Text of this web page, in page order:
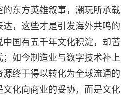
的东方英雄叙事，潮玩所承载
达，这些才是引发海外共鸣的
中国有五千年文化积淀，却苦
如今制造业与数字技术补上
源终于得以转化为全球流通的
文化向商业的妥协，而是文化